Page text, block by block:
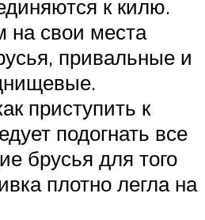
к килю.
на свои места
привальные и
приступить к
подогнать все
брусья для того
плотно легла на